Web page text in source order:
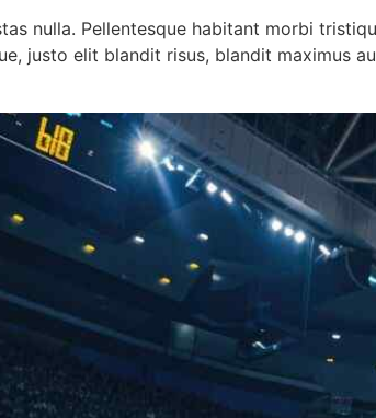
nulla. Pellentesque habitant morbi
justo elit blandit risus, blandit maximus